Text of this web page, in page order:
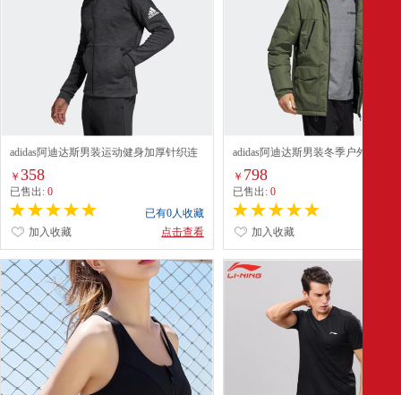
adidas阿迪达斯男装运动健身加厚针织连
￥ 358
已售出: 0
已有0人收藏
点击查看
加入收藏
adidas阿迪达斯男装冬季户外运动
￥ 798
已售出:0
加入收藏